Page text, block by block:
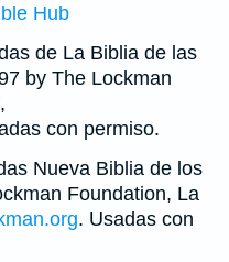
Hub
de La Biblia de las
by The Lockman
con permiso.
Nueva Biblia de los
Foundation, La
. Usadas con